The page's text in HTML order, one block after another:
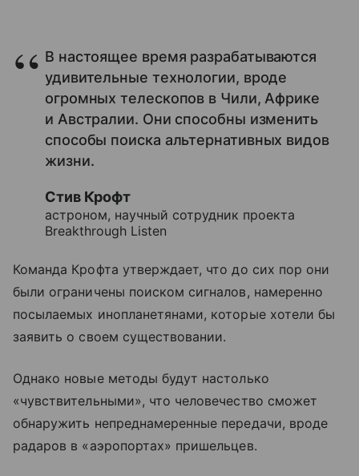
В настоящее время разрабатываются
удивительные технологии, вроде
огромных телескопов в Чили, Африке
и Австралии. Они способны изменить
способы поиска альтернативных видов
жизни.
Стив Крофт
астроном, научный сотрудник проекта
Breakthrough Listen
Команда Крофта утверждает, что до сих пор они
были ограничены поиском сигналов, намеренно
посылаемых инопланетянами, которые хотели бы
заявить о своем существовании.
Однако новые методы будут настолько
«чувствительными», что человечество сможет
обнаружить непреднамеренные передачи, вроде
радаров в «аэропортах» пришельцев.